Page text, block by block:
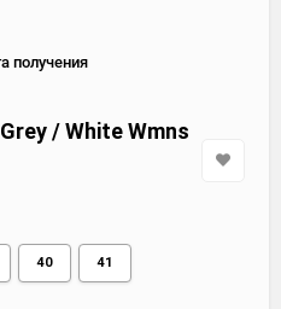
получения
/ White Wmns
40 41